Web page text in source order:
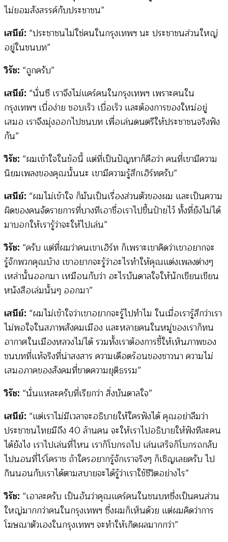
ไม่ยอมสังสรรค์กับประชาชน”
เสนีย์: “ประชาชนไม่ใช่คนในกรุงเทพฯ นะ ประชาชนส่วนใหญ่
อยู่ในชนบท”
วิรัช: “ถูกครับ”
เสนีย์: “นั่นซี เราจึงไม่แคร์คนในกรุงเทพฯ เพราะคนใน
กรุงเทพฯ เบื่อง่าย ชอบเร็ว เบื่อเร็ว และต้องการของใหม่อยู่
เสมอ เราจึงมุ่งออกไปชนบท เพื่อเล่นดนตรีให้ประชาชนจริงฟัง
กัน”
วิรัช: “ผมเข้าใจในข้อนี้ แต่ที่เป็นปัญหาก็คือว่า คนที่เขามีความ
นิยมเพลงของคุณนั้นนะ เขามีความรู้สึกเฮิร์ทครับ”
เสนีย์: “ผมไม่เข้าใจ ก็มันเป็นเรื่องส่วนตัวของผม และเป็นความ
ผิดของคนจัดรายการที่บางทีเอาชื่อเราไปขึ้นป้ายไว้ ทั้งที่ยังไม่ได้
มาบอกให้เรารู้ว่าจะให้ไปเล่น”
วิรัช: “ครับ แต่ที่ผมว่าคนเขาเฮิร์ท ก็เพราะเขาคิดว่าเขาอยากจะ
รู้จักพวกคุณบ้าง เขาอยากจะรู้ว่าอะไรทำให้คุณแต่งเพลงต่างๆ
เหล่านั้นออกมา เหมือนกับว่า อะไรบันดาลใจให้นักเขียนเขียน
หนังสือเล่มนั้นๆ ออกมา”
เสนีย์: “ผมไม่เข้าใจว่าเขาอยากจะรู้ไปทำไม ในเมื่อเรารู้สึกว่าเรา
ไม่พอใจในสภาพสังคมเมือง และหลายคนในหมู่ของเราก็ทน
อากาศในเมืองหลวงไม่ได้ รวมทั้งเราต้องการชี้ให้เห็นภาพของ
ชนบทที่แท้จริงที่น่าสงสาร ความเดือดร้อนของชาวนา ความไม่
เสมอภาคของสังคมที่ขาดความยุติธรรม”
วิรัช: “นั่นแหละครับที่เรียกว่า สิ่งบันดาลใจ”
เสนีย์: “แต่เราไม่มีเวลาจะอธิบายให้ใครฟังได้ คุณอย่าลืมว่า
ประชาชนไทยมีถึง 40 ล้านคน จะให้เราไปอธิบายให้ฟังทีละคน
ได้ยังไง เราไปเล่นที่ไหน เราก็โบกรถไป เล่นเสร็จก็โบกรถกลับ
ไปนอนที่ไร่โคราช ถ้าใครอยากรู้จักเราจริงๆ ก็เชิญเลยครับ ไป
กินนอนกับเราได้ตามสบายจะได้รู้ว่าเราใช้ชีวิตอย่างไร”
วิรัช: “เอาละครับ เป็นอันว่าคุณแคร์คนในชนบทซึ่งเป็นคนส่วน
ใหญ่มากกว่าคนในกรุงเทพฯ ซึ่งผมก็เห็นด้วย แต่ผมคิดว่าการ
โฆษณาตัวเองในกรุงเทพฯ จะทำให้เกิดผลมากกว่า”